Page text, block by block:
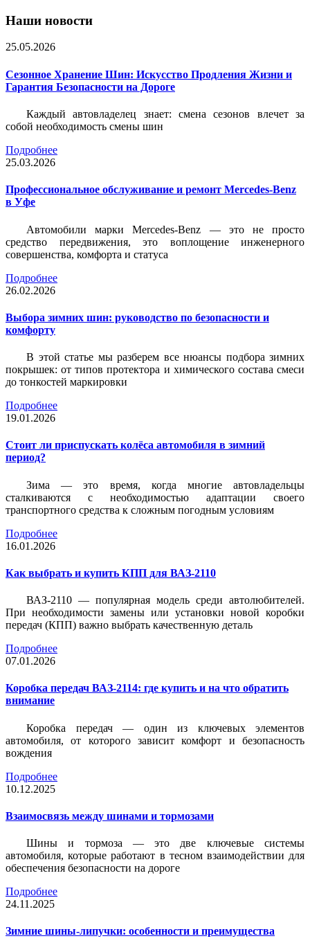
Наши новости
25.05.2026
Сезонное Хранение Шин: Искусство Продления Жизни и
Гарантия Безопасности на Дороге
Каждый автовладелец знает: смена сезонов влечет за
собой необходимость смены шин
Подробнее
25.03.2026
Профессиональное обслуживание и ремонт Mercedes-Benz
в Уфе
Автомобили марки Mercedes-Benz — это не просто
средство передвижения, это воплощение инженерного
совершенства, комфорта и статуса
Подробнее
26.02.2026
Выбора зимних шин: руководство по безопасности и
комфорту
В этой статье мы разберем все нюансы подбора зимних
покрышек: от типов протектора и химического состава смеси
до тонкостей маркировки
Подробнее
19.01.2026
Стоит ли приспускать колёса автомобиля в зимний
период?
Зима — это время, когда многие автовладельцы
сталкиваются с необходимостью адаптации своего
транспортного средства к сложным погодным условиям
Подробнее
16.01.2026
Как выбрать и купить КПП для ВАЗ-2110
ВАЗ-2110 — популярная модель среди автолюбителей.
При необходимости замены или установки новой коробки
передач (КПП) важно выбрать качественную деталь
Подробнее
07.01.2026
Коробка передач ВАЗ-2114: где купить и на что обратить
внимание
Коробка передач — один из ключевых элементов
автомобиля, от которого зависит комфорт и безопасность
вождения
Подробнее
10.12.2025
Взаимосвязь между шинами и тормозами
Шины и тормоза — это две ключевые системы
автомобиля, которые работают в тесном взаимодействии для
обеспечения безопасности на дороге
Подробнее
24.11.2025
Зимние шины-липучки: особенности и преимущества